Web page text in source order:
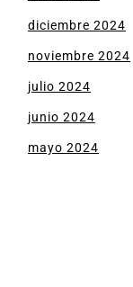
diciembre 2024
noviembre 2024
julio 2024
junio 2024
mayo 2024